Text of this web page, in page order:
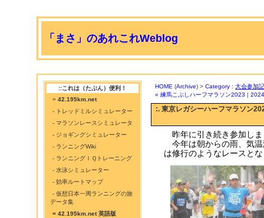
「まさ」のあれこれWeblog
::これは（たぶん）便利！
= 42.195km.net
- トレッドミルシミュレーター
- マラソンレースシミュレータ
- ジョギングシミュレーター
- ランニングWiki
- ランニングＩＱトレーニング
- 水泳シミュレーター
- 効率ルートマップ
- 仮想日本一周ランニングの旅
データ集
= 42.195km.net 英語版
HOME (Archive) > Category : 大会参加
« 練馬こぶしハーフマラソン2023 |
:. 東京レガシーハーフマラソン
昨年に引き続き参加し
今年は朝からの雨、気
は修行のようなレースと